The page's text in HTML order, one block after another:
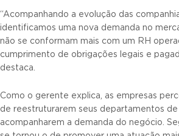
“Acompanhando a evolução das
identificamos uma nova demanda no
não se conformam mais com um RH
cumprimento de obrigações legais e
destaca.
Como o gerente explica, as empresas
de reestruturarem seus departamentos de
acompanharem a demanda do negócio.